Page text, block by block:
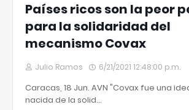
Países ricos son la peor
para la solidaridad del
mecanismo Covax
Julio Ramos 6/21/2021 12:48:00 p.m.
Caracas, 18 Jun. AVN "Covax fue una
nacida de la solid…